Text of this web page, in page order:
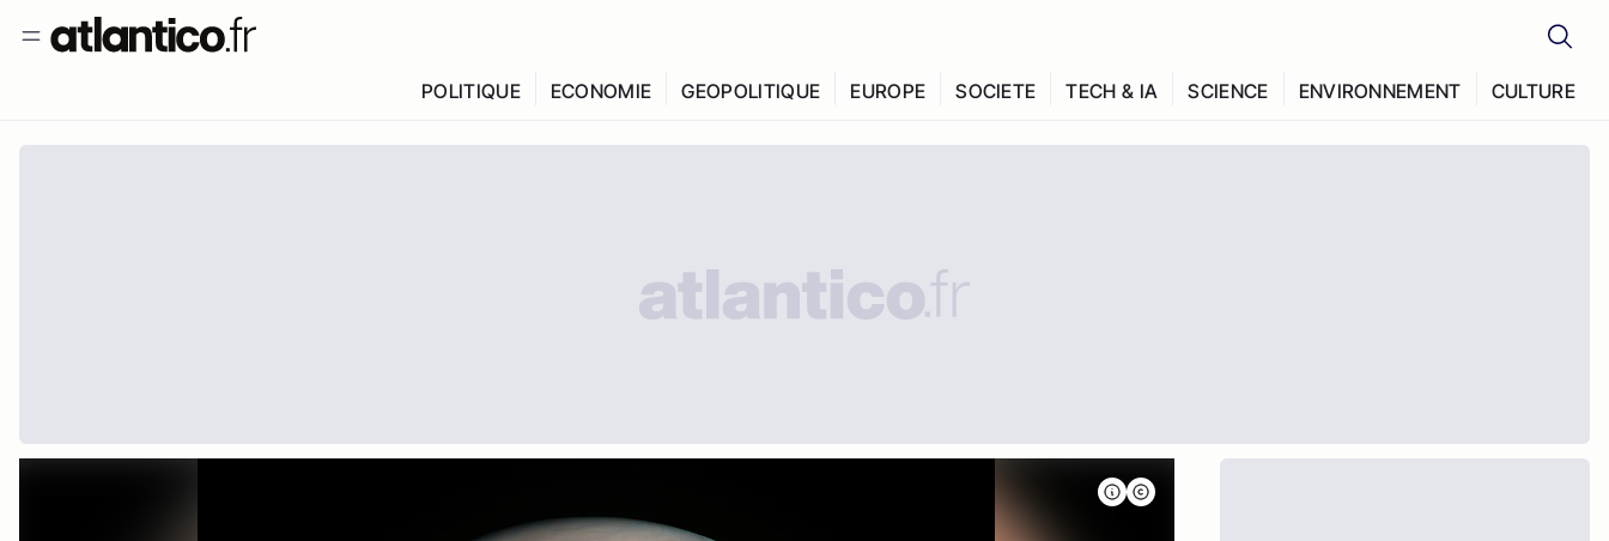
POLITIQUE ECONOMIE GEOPOLITIQUE EUROPE SOCIETE TECH & IA SCIENCE ENVIRONNEMENT CULTURE